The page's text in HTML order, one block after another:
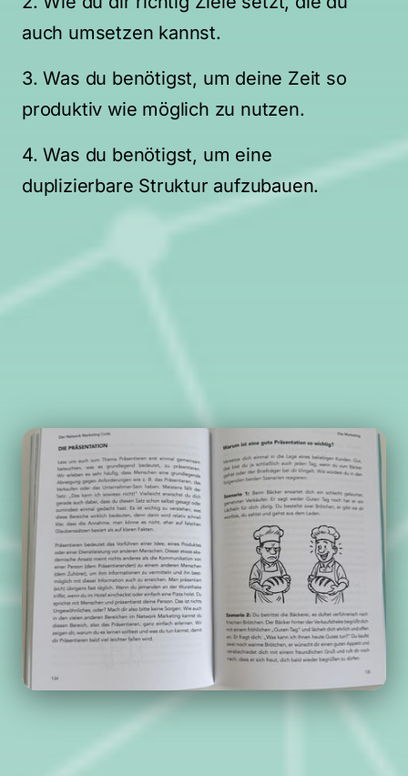
auch umsetzen kannst.
3. Was du benötigst, um deine Zeit so
produktiv wie möglich zu nutzen.
4. Was du benötigst, um eine
duplizierbare Struktur aufzubauen.